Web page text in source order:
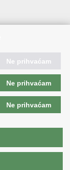
Ne prihvaćam
Ne prihvaćam
Ne prihvaćam